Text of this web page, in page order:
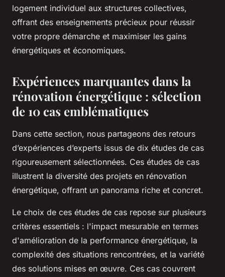
logement individuel aux structures collectives,
offrant des enseignements précieux pour réussir
votre propre démarche et maximiser les gains
énergétiques et économiques.
Expériences marquantes dans la
rénovation énergétique : sélection
de 10 cas emblématiques
Dans cette section, nous partageons des retours
d’expériences d’experts issus de dix études de cas
rigoureusement sélectionnées. Ces études de cas
illustrent la diversité des projets en rénovation
énergétique, offrant un panorama riche et concret.
Le choix de ces études de cas repose sur plusieurs
critères essentiels : l'impact mesurable en termes
d'amélioration de la performance énergétique, la
complexité des situations rencontrées, et la variété
des solutions mises en œuvre. Ces cas couvrent